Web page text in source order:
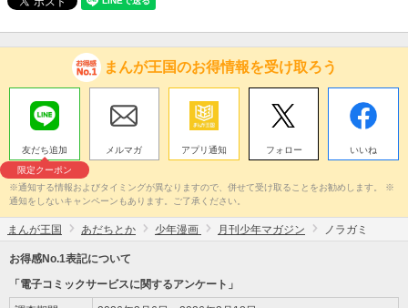
まんが王国のお得情報を受け取ろう
友だち追加
限定クーポン
メルマガ アプリ通知 フォロー いいね
※通知する情報およびタイミングが異なりますので、併せて受け取ることをお勧めします。 ※
通知をしないキャンペーンもあります。ご了承ください。
まんが王国 あだちとか 少年漫画 月刊少年マガジン ノラガミ
お得感No.1表記について
「電子コミックサービスに関するアンケート」